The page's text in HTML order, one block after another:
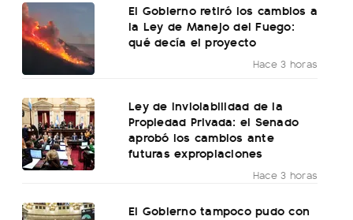
El Gobierno retiró los cambios a
la Ley de Manejo del Fuego:
qué decía el proyecto
Hace 3 horas
Ley de Inviolabilidad de la
Propiedad Privada: el Senado
aprobó los cambios ante
futuras expropiaciones
Hace 3 horas
El Gobierno tampoco pudo con